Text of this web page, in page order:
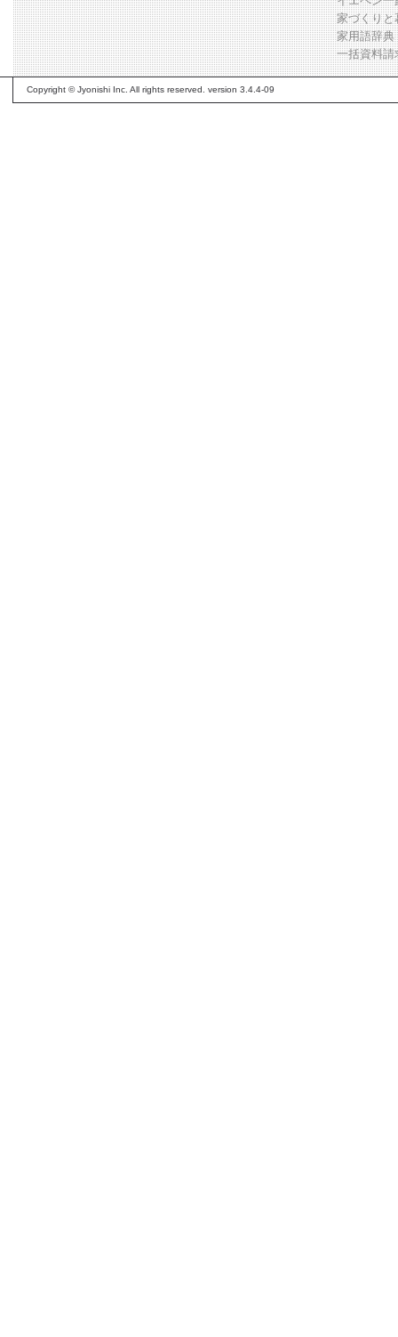
家づくりと
家用語辞典
一括資料請
Copyright © Jyonishi Inc. All rights reserved. version 3.4.4-09